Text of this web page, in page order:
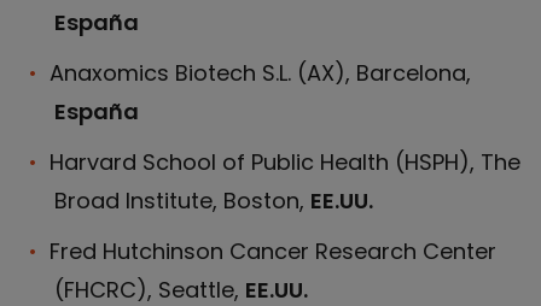
España
Anaxomics Biotech S.L. (AX), Barcelona,
España
Harvard School of Public Health (HSPH), The
Broad Institute, Boston, EE.UU.
Fred Hutchinson Cancer Research Center
(FHCRC), Seattle, EE.UU.